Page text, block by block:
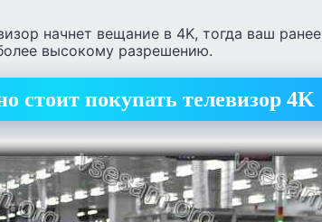
начнет вещание в 4K, тогда ваш ранее
высокому разрешению.
стоит покупать телевизор 4K